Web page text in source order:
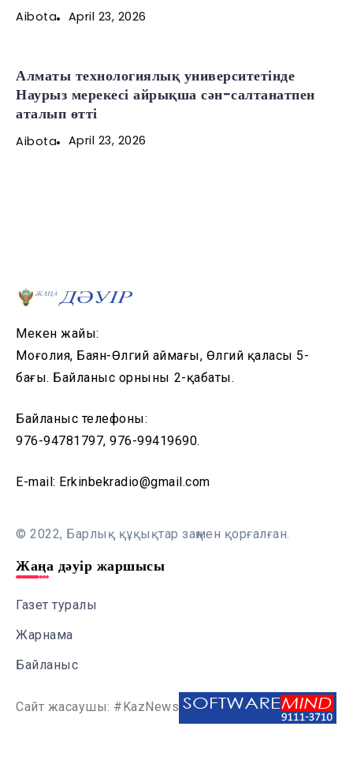
Aibota April 23, 2026
Алматы технологиялық университетінде
Наурыз мерекесі айрықша сән-салтанатпен
аталып өтті
Aibota April 23, 2026
Мекен жайы:
Моңғолия, Баян-Өлгий аймағы, Өлгий қаласы 5-
бағы. Байланыс орнының 2-қабаты.
Байланыс телефоны:
976-94781797, 976-99419690.
E-mail: Erkinbekradio@gmail.com
© 2022, Барлық құқықтар заңмен қорғалған.
Жаңа дәуір жаршысы
Газет туралы
Жарнама
Байланыс
Сайт жасаушы: #KazNews